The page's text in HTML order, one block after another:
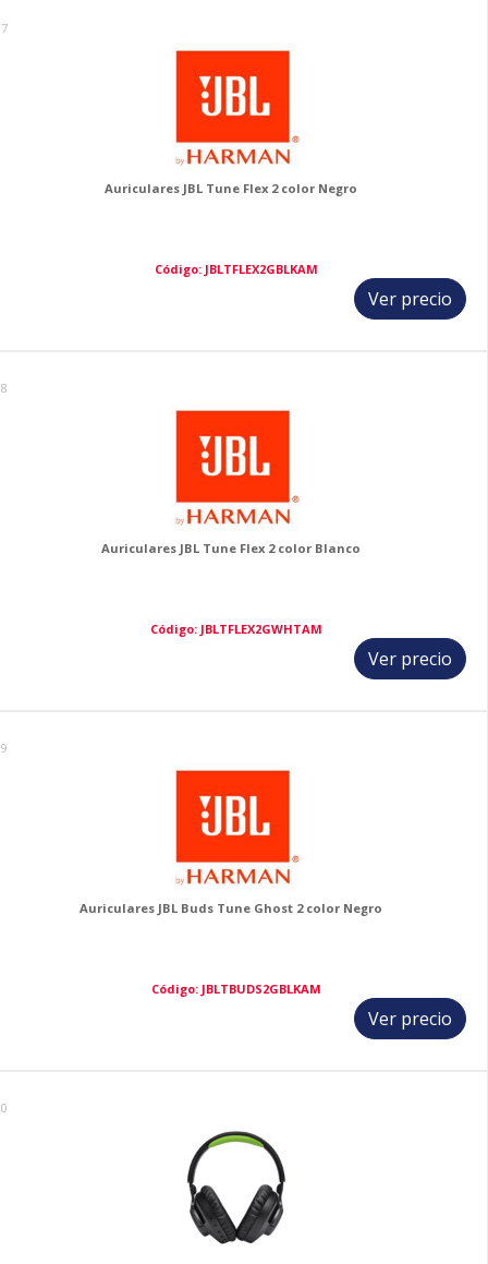
Auriculares JBL Tune Flex 2 color Negro
Código: JBLTFLEX2GBLKAM
Ver precio
Auriculares JBL Tune Flex 2 color Blanco
Código: JBLTFLEX2GWHTAM
Ver precio
Auriculares JBL Buds Tune Ghost 2 color Negro
Código: JBLTBUDS2GBLKAM
Ver precio